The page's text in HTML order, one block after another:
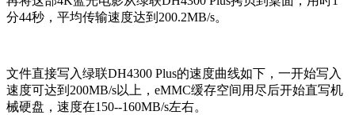
分44秒，平均传输速度达到200.2MB/s。
文件直接写入绿联DH4300 Plus的速度曲线如下，一开始写入
速度可达到200MB/s以上，eMMC缓存空间用尽后开始直写机
械硬盘，速度在150--160MB/s左右。